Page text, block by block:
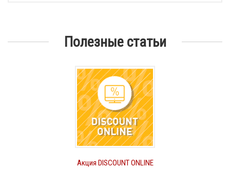
Полезные статьи
Акция DISCOUNT ONLINE